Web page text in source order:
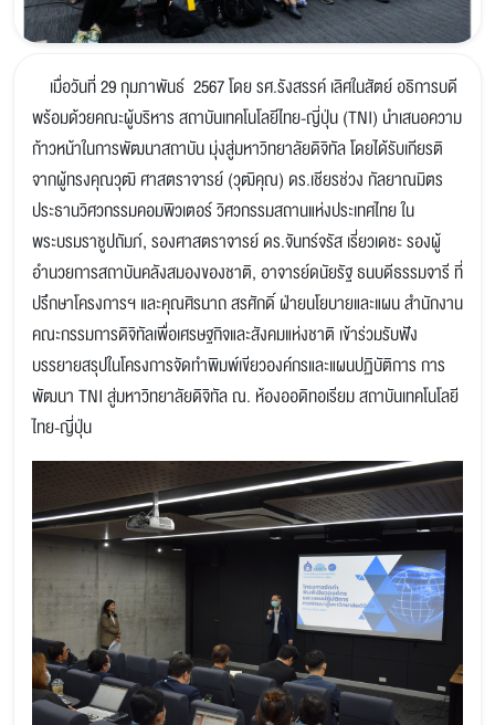
เมื่อวันที่ 29 กุมภาพันธ์ 2567 โดย รศ.รังสรรค์ เลิศในสัตย์ อธิการบดี
พร้อมด้วยคณะผู้บริหาร สถาบันเทคโนโลยีไทย-ญี่ปุ่น (TNI) นำเสนอความ
ก้าวหน้าในการพัฒนาสถาบัน มุ่งสู่มหาวิทยาลัยดิจิทัล โดยได้รับเกียรติ
จากผู้ทรงคุณวุฒิ ศาสตราจารย์ (วุฒิคุณ) ดร.เชียรช่วง กัลยาณมิตร
ประธานวิศวกรรมคอมพิวเตอร์ วิศวกรรมสถานแห่งประเทศไทย ใน
พระบรมราชูปถัมภ์, รองศาสตราจารย์ ดร.จันทร์จรัส เรี่ยวเดชะ รองผู้
อำนวยการสถาบันคลังสมองของชาติ, อาจารย์ดนัยรัฐ ธนบดีธรรมจารี ที่
ปรึกษาโครงการฯ และคุณศิรนาถ สรศักดิ์ ฝ่ายนโยบายและแผน สำนักงาน
คณะกรรมการดิจิทัลเพื่อเศรษฐกิจและสังคมแห่งชาติ เข้าร่วมรับฟัง
บรรยายสรุปในโครงการจัดทำพิมพ์เขียวองค์กรและแผนปฏิบัติการ การ
พัฒนา TNI สู่มหาวิทยาลัยดิจิทัล ณ. ห้องออดิทอเรียม สถาบันเทคโนโลยี
ไทย-ญี่ปุ่น